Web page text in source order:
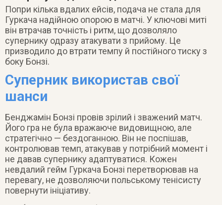
Попри кілька вдалих ейсів, подача не стала для
Гуркача надійною опорою в матчі. У ключові миті
він втрачав точність і ритм, що дозволяло
супернику одразу атакувати з прийому. Це
призводило до втрати темпу й постійного тиску з
боку Бонзі.
Суперник використав свої
шанси
Бенджамін Бонзі провів зрілий і зважений матч.
Його гра не була вражаюче видовищною, але
стратегічно — бездоганною. Він не поспішав,
контролював темп, атакував у потрібний момент і
не давав супернику адаптуватися. Кожен
невдалий гейм Гуркача Бонзі перетворював на
перевагу, не дозволяючи польському тенісисту
повернути ініціативу.